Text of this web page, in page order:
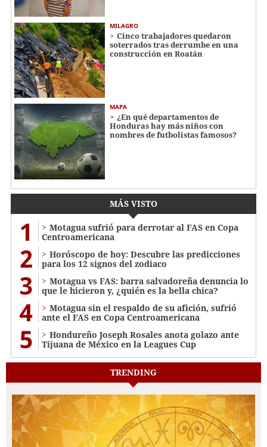
MILAGRO
Cinco trabajadores quedaron
soterrados tras derrumbe en una
construcción en Roatán
MAPA
¿En qué departamentos de
Honduras hay más niños con
nombres de futbolistas famosos?
MÁS VISTO
1
Motagua sufrió para derrotar al FAS en Copa
Centroamericana
2
Horóscopo de hoy: Descubre las predicciones
para los 12 signos del zodiaco
3
Motagua vs FAS: barra salvadoreña denuncia lo
que le hicieron y, ¿quién es la bella chica?
4
Motagua sin el respaldo de su afición, sufrió
ante el FAS en Copa Centroamericana
5
Hondureño Joseph Rosales anota golazo ante
Tijuana de México en la Leagues Cup
TRENDING